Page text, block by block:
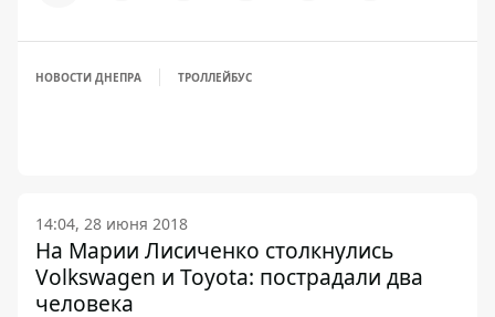
НОВОСТИ ДНЕПРА ТРОЛЛЕЙБУС
14:04, 28 июня 2018
На Марии Лисиченко столкнулись
Volkswagen и Toyota: пострадали два
человека